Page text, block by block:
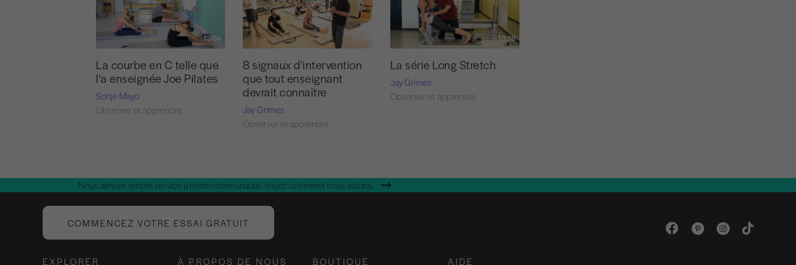
15:54
La courbe en C telle que
l'a enseignée Joe Pilates
Sonje Mayo
Observer et apprendre
17:17
8 signaux d'intervention
que tout enseignant
devrait connaître
Jay Grimes
Observer et apprendre
13:18
La série Long Stretch
Jay Grimes
Observer et apprendre
Nous aimons rendre service à notre communauté. Voyez comment nous aidons.
COMMENCEZ VOTRE ESSAI GRATUIT
EXPLORER À PROPOS DE NOUS BOUTIQUE AIDE